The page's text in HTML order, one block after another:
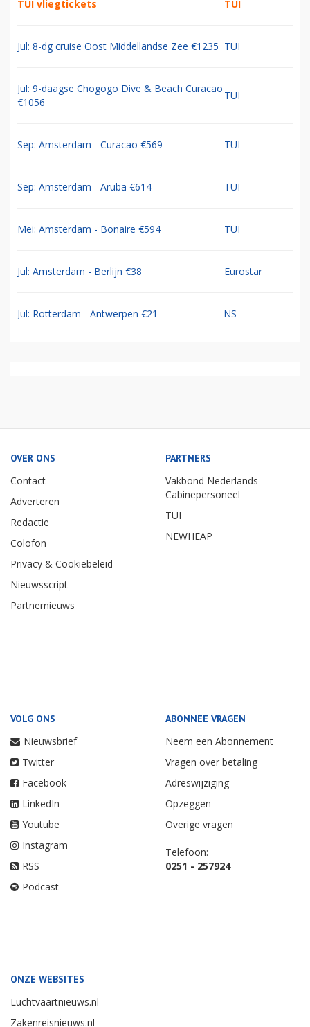
TUI vliegtickets TUI
Jul: 8-dg cruise Oost Middellandse Zee €1235 TUI
Jul: 9-daagse Chogogo Dive & Beach Curacao
€1056
TUI
Sep: Amsterdam - Curacao €569 TUI
Sep: Amsterdam - Aruba €614 TUI
Mei: Amsterdam - Bonaire €594 TUI
Jul: Amsterdam - Berlijn €38 Eurostar
Jul: Rotterdam - Antwerpen €21 NS
OVER ONS
Contact
Adverteren
Redactie
Colofon
Privacy & Cookiebeleid
Nieuwsscript
Partnernieuws
PARTNERS
Vakbond Nederlands
Cabinepersoneel
TUI
NEWHEAP
VOLG ONS
Nieuwsbrief
Twitter
Facebook
LinkedIn
Youtube
Instagram
RSS
Podcast
ABONNEE VRAGEN
Neem een Abonnement
Vragen over betaling
Adreswijziging
Opzeggen
Overige vragen
Telefoon:
0251 - 257924
ONZE WEBSITES
Luchtvaartnieuws.nl
Zakenreisnieuws.nl